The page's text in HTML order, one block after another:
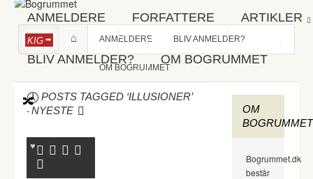
ANMELDERE FORFATTERE ARTIKLER
BLIV ANMELDER? OM BOGRUMMET
KIG ANMELDERE BLIV ANMELDER?
OM BOGRUMMET
POSTS TAGGED ‘ILLUSIONER’
-NYESTE
OM
BOGRUMMET
Bogrummet.dk
består